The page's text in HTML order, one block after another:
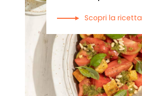
Scopri la ricetta